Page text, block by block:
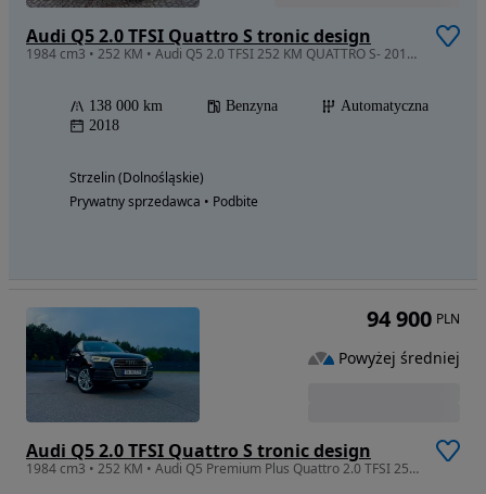
Audi Q5 2.0 TFSI Quattro S tronic design
1984 cm3 • 252 KM • Audi Q5 2.0 TFSI 252 KM QUATTRO S- 2018 | led | skóra | panorama |
138 000 km Benzyna
Automatyczna
2018
Strzelin (Dolnośląskie)
Prywatny sprzedawca • Podbite
Audi Q5 2.0 TFSI Quattro S tronic design
1984 cm3 • 252 KM • Audi Q5 Premium Plus Quattro 2.0 TFSI 252 KM Virtual Cockpit Panorama
94 900 PLN
Powyżej średniej